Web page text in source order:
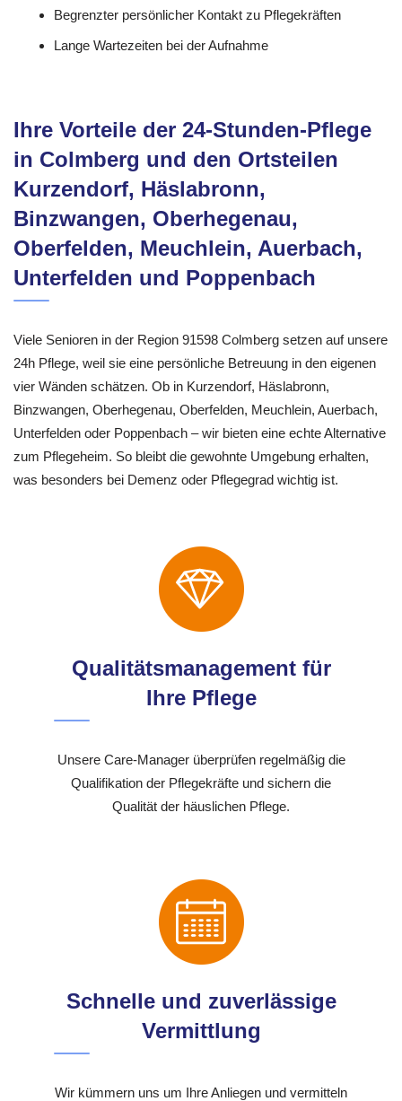
Begrenzter persönlicher Kontakt zu Pflegekräften
Lange Wartezeiten bei der Aufnahme
Ihre Vorteile der 24-Stunden-Pflege
in Colmberg und den Ortsteilen
Kurzendorf, Häslabronn,
Binzwangen, Oberhegenau,
Oberfelden, Meuchlein, Auerbach,
Unterfelden und Poppenbach
Viele Senioren in der Region 91598 Colmberg setzen auf unsere
24h Pflege, weil sie eine persönliche Betreuung in den eigenen
vier Wänden schätzen. Ob in Kurzendorf, Häslabronn,
Binzwangen, Oberhegenau, Oberfelden, Meuchlein, Auerbach,
Unterfelden oder Poppenbach – wir bieten eine echte Alternative
zum Pflegeheim. So bleibt die gewohnte Umgebung erhalten,
was besonders bei Demenz oder Pflegegrad wichtig ist.
Qualitätsmanagement für
Ihre Pflege
Unsere Care-Manager überprüfen regelmäßig die
Qualifikation der Pflegekräfte und sichern die
Qualität der häuslichen Pflege.
Schnelle und zuverlässige
Vermittlung
Wir kümmern uns um Ihre Anliegen und vermitteln